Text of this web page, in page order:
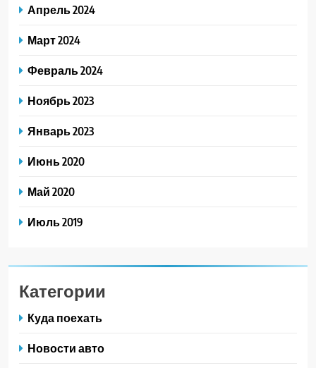
Апрель 2024
Март 2024
Февраль 2024
Ноябрь 2023
Январь 2023
Июнь 2020
Май 2020
Июль 2019
Категории
Куда поехать
Новости авто